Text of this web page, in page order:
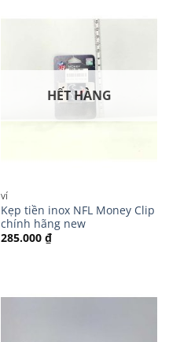
HẾT HÀNG
VÍ
Kẹp tiền inox NFL Money Clip
chính hãng new
285.000 ₫